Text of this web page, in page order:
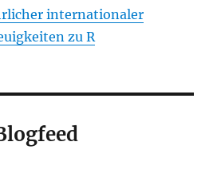
internationaler
zu R